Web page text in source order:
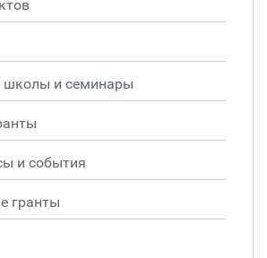
школы и семинары
и события
гранты